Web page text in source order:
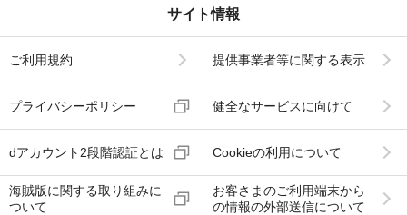
サイト情報
ご利用規約 提供事業者等に関する表示
プライバシーポリシー 健全なサービスに向けて
dアカウント2段階認証とは Cookieの利用について
海賊版に関する取り組みに
ついて
お客さまのご利用端末から
の情報の外部送信について